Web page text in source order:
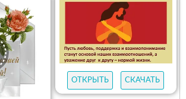
ОТКРЫТЬ СКАЧАТЬ